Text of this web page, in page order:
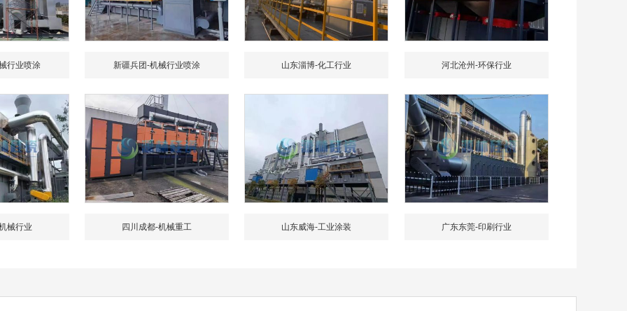
行业喷涂 新疆兵团-机械行业喷涂 山东淄博-化工行业 河北沧州-环保行业
械行业 四川成都-机械重工 山东威海-工业涂装 广东东莞-印刷行业